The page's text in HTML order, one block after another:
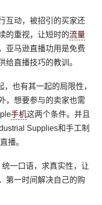
互动，被招引的买家还
的重视，让短时的流量
亚马逊直播功用是免费
给直播技巧的教训。
也有其一起的局限性，
，想要参与的卖家也需
手机这两个条件。并且
Supplies和手工制
播。
一口语，求真实性，让
第一时间解决自己的购